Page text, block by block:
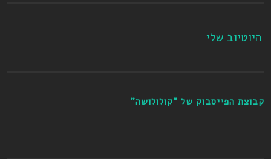
היוטיוב שלי
קבוצת הפייסבוק של "קולולושה"